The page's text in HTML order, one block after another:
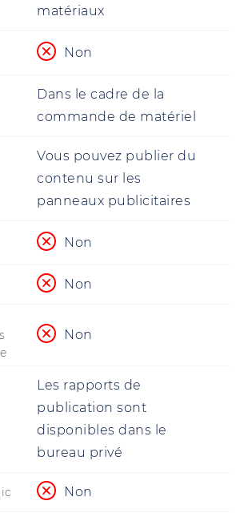
matériaux
Non
Dans le cadre de la
commande de matériel
Vous pouvez publier du
contenu sur les
panneaux publicitaires
Non
Non
Non
Les rapports de
publication sont
disponibles dans le
bureau privé
Non